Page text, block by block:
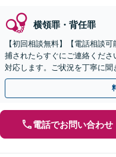
横領罪・背任罪
【初回相談無料】【電話相談
捕されたらすぐにご連絡くだ
対応します。ご状況を丁寧に
ます。示談交渉などお任せくだ
電話でお問い合わせ